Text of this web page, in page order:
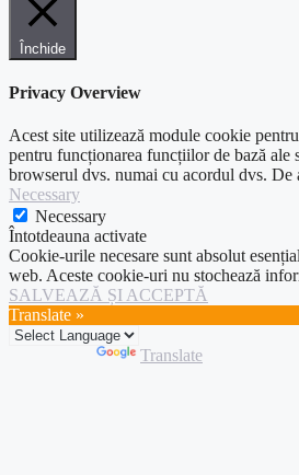
Închide
Privacy Overview
Acest site utilizează module cookie
pentru funcționarea funcțiilor de bază ale
browserul dvs. numai cu acordul dvs. De
Necessary
Necessary
Întotdeauna activate
Cookie-urile necesare sunt absolut
web. Aceste cookie-uri nu stochează
SALVEAZĂ ȘI ACCEPTĂ
Translate »
Translate